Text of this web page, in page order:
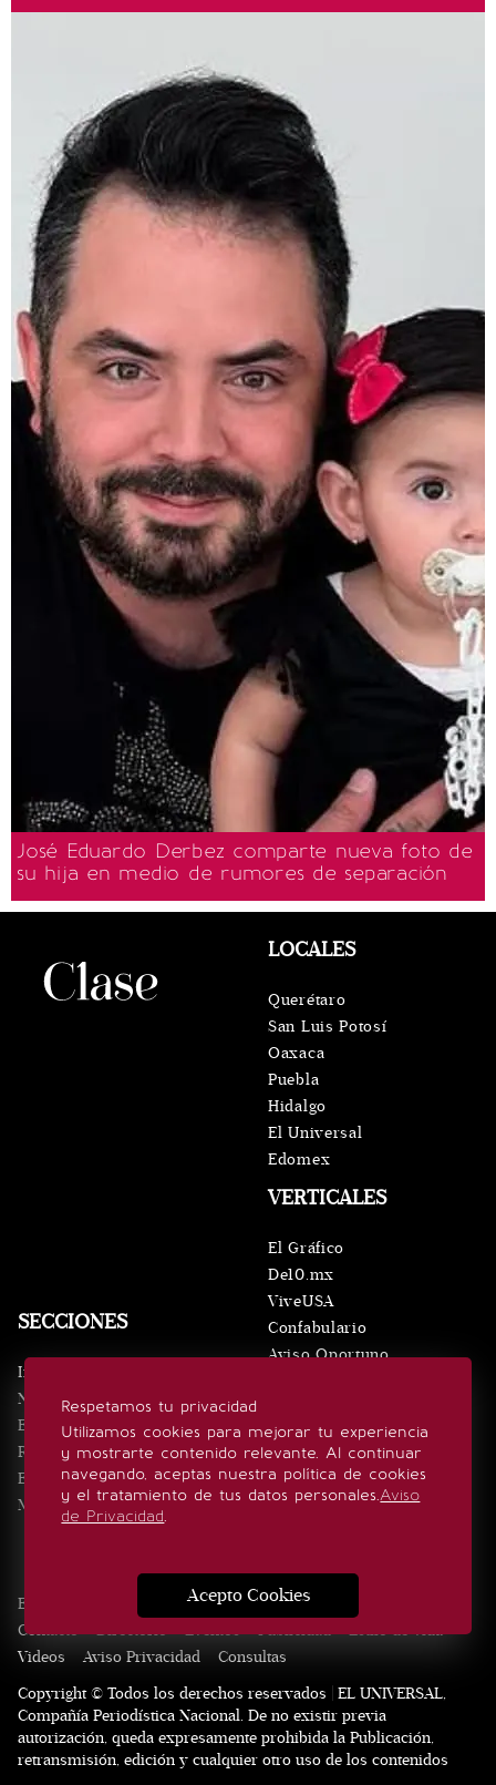
José Eduardo Derbez comparte nueva foto de
su hija en medio de rumores de separación
Respetamos tu privacidad
Utilizamos cookies para mejorar tu experiencia
y mostrarte contenido relevante. Al continuar
navegando, aceptas nuestra política de cookies
y el tratamiento de tus datos personales.Aviso
de Privacidad.
Acepto Cookies
SECCIONES
Inicio
Noticias
Eventos
Realeza
Estilo de vida
Minuto x Minuto
VERTICALES
El Gráfico
De10.mx
ViveUSA
Confabulario
Aviso Oportuno
LOCALES
Querétaro
San Luis Potosí
Oaxaca
Puebla
Hidalgo
El Universal
Edomex
SÍGUENOS
Edición Impresa Noticias Quiénes somos
Contacto
Directorio Eventos Publicidad
Estilo de vida
Videos
Aviso Privacidad
Consultas
Copyright © Todos los derechos reservados | EL UNIVERSAL,
Compañía Periodística Nacional. De no existir previa
autorización, queda expresamente prohibida la Publicación,
retransmisión, edición y cualquier otro uso de los contenidos